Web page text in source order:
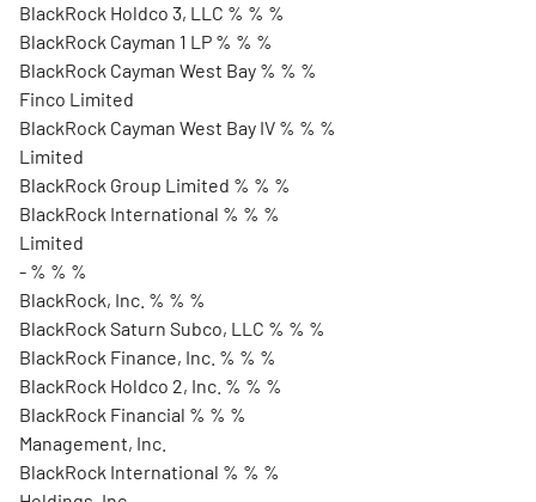
BlackRock Holdco 3, LLC % % %
BlackRock Cayman 1 LP % % %
BlackRock Cayman West Bay % % %
Finco Limited
BlackRock Cayman West Bay IV % % %
Limited
BlackRock Group Limited % % %
BlackRock International % % %
Limited
- % % %
BlackRock, Inc. % % %
BlackRock Saturn Subco, LLC % % %
BlackRock Finance, Inc. % % %
BlackRock Holdco 2, Inc. % % %
BlackRock Financial % % %
Management, Inc.
BlackRock International % % %